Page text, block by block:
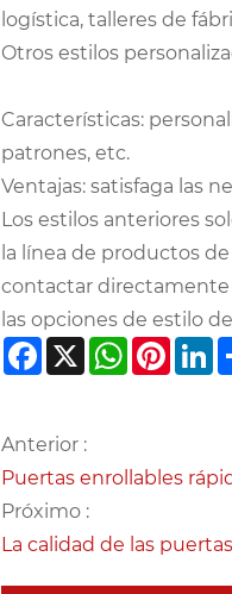
logística, talleres de
Otros estilos
Características:
patrones, etc.
Ventajas: satisfaga las
Los estilos anteriores
la línea de productos
contactar directamente
las opciones de estilo
Facebook
X WhatsApp
Anterior :
Puertas enrollables
Próximo :
La calidad de las